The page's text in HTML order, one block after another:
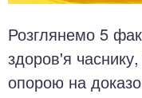
Розглянемо 5
здоров'я
опорою на